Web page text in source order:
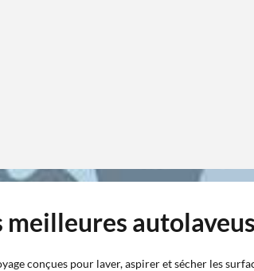
meilleures
conçues pour laver, aspirer et sécher les